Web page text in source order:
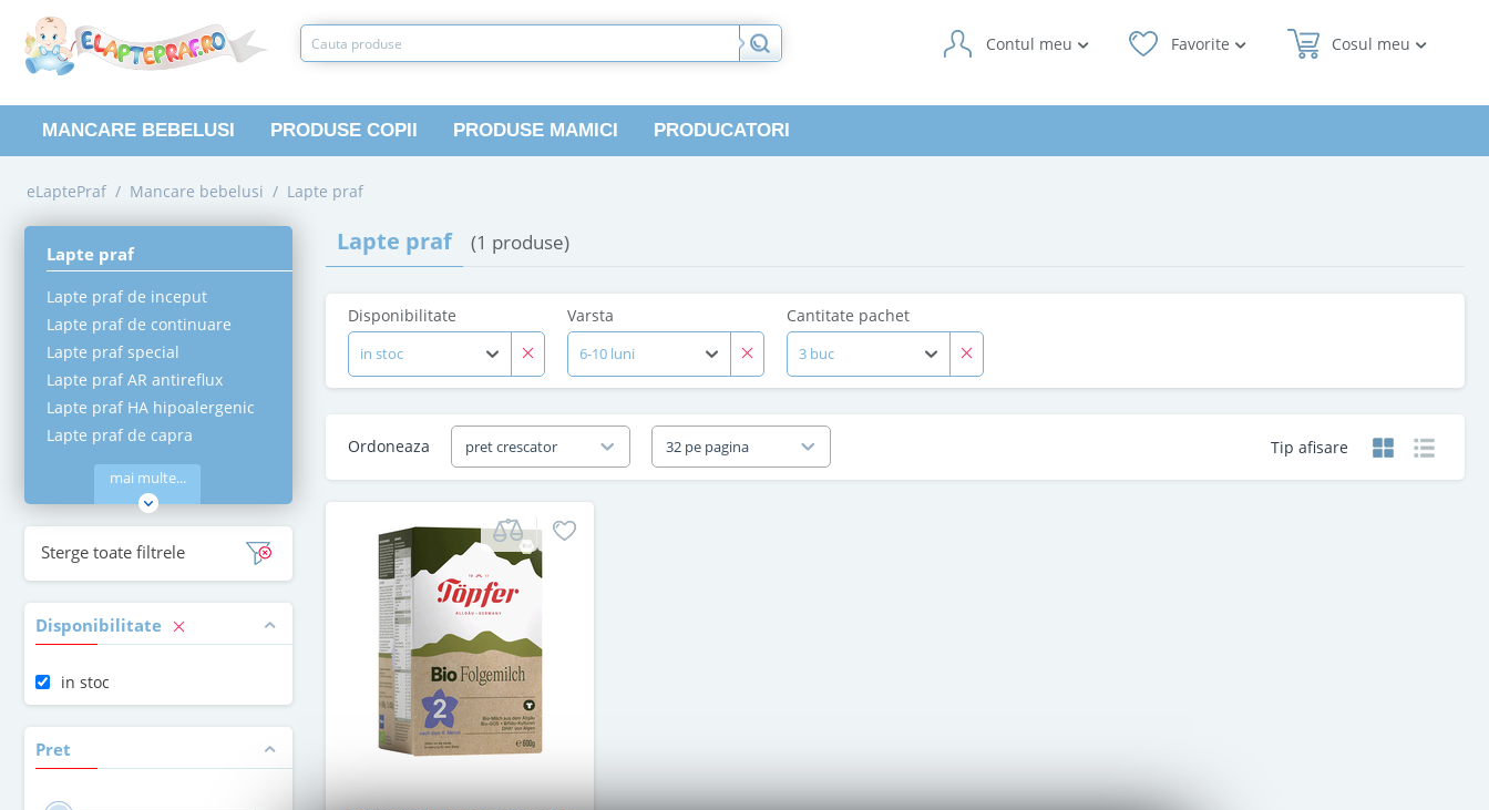
Cosul meu
Favorite
Contul meu
MANCARE BEBELUSI PRODUSE COPII PRODUSE MAMICI PRODUCATORI
eLaptePraf / Mancare bebelusi / Lapte praf
Lapte praf
Lapte praf de inceput
Lapte praf de continuare
Lapte praf special
Lapte praf AR antireflux
Lapte praf HA hipoalergenic
Lapte praf de capra
mai multe...
Sterge toate filtrele
Disponibilitate
in stoc
Pret
Lapte praf (1 produse)
Disponibilitate
in stoc
Varsta
6-10 luni
Cantitate pachet
3 buc
Tip afisare
Ordoneaza pret crescator 32 pe pagina